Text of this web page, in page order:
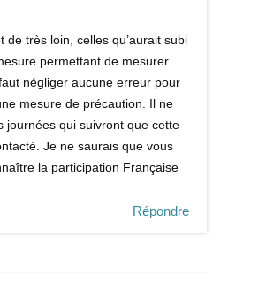
très loin, celles qu’aurait subi
permettant de mesurer
négliger aucune erreur pour
mesure de précaution. Il ne
journées qui suivront que cette
Je ne saurais que vous
la participation Française
Répondre